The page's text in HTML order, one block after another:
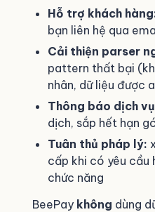
Hỗ trợ khách
bạn liên hệ qua
Cải thiện parser
pattern thất bại
nhân, dữ liệu được
Thông báo dịch
dịch, sắp hết hạn
Tuân thủ pháp lý:
cấp khi có yêu cầu
chức năng
BeePay không dùng